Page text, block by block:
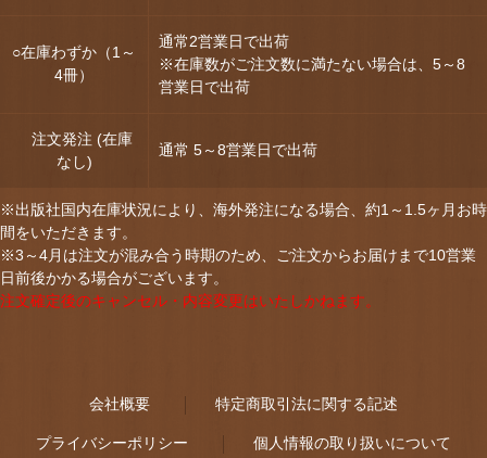
○在庫わずか（1～
4冊）
通常2営業日で出荷
※在庫数がご注文数に満たない場合は、5～8
営業日で出荷
注文発注 (在庫
なし)
通常 5～8営業日で出荷
※出版社国内在庫状況により、海外発注になる場合、約1～1.5ヶ月お時
間をいただきます。
※3～4月は注文が混み合う時期のため、ご注文からお届けまで10営業
日前後かかる場合がございます。
注文確定後のキャンセル・内容変更はいたしかねます。
会社概要 特定商取引法に関する記述
プライバシーポリシー 個人情報の取り扱いについて